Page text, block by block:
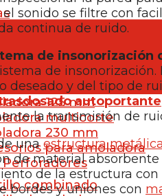
y radiales
115 mm
125 mm
multicorte
230 mm
para amoladora
combinado
sonido se filtre con
continua de ruido.
de insonorización
de
deseado y del tipo de
autoportante
la transmisión de
unaestructura
de material
de la estructura con
bordes y uniones con